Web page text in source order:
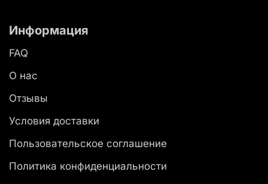
Информация
FAQ
О нас
Отзывы
Условия доставки
Пользовательское соглашение
Политика конфиденциальности